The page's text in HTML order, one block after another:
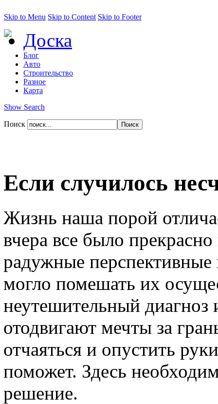
Skip to Menu Skip to Content Skip to Footer
Доска
Блог
Авто
Строительство
Разное
Карта
Show Search
Поиск
Если случилось
Жизнь наша порой
вчера все было
радужные перспективные
могло помешать их
неутешительный
отодвигают мечты за
отчаяться и опустить
поможет. Здесь
решение.